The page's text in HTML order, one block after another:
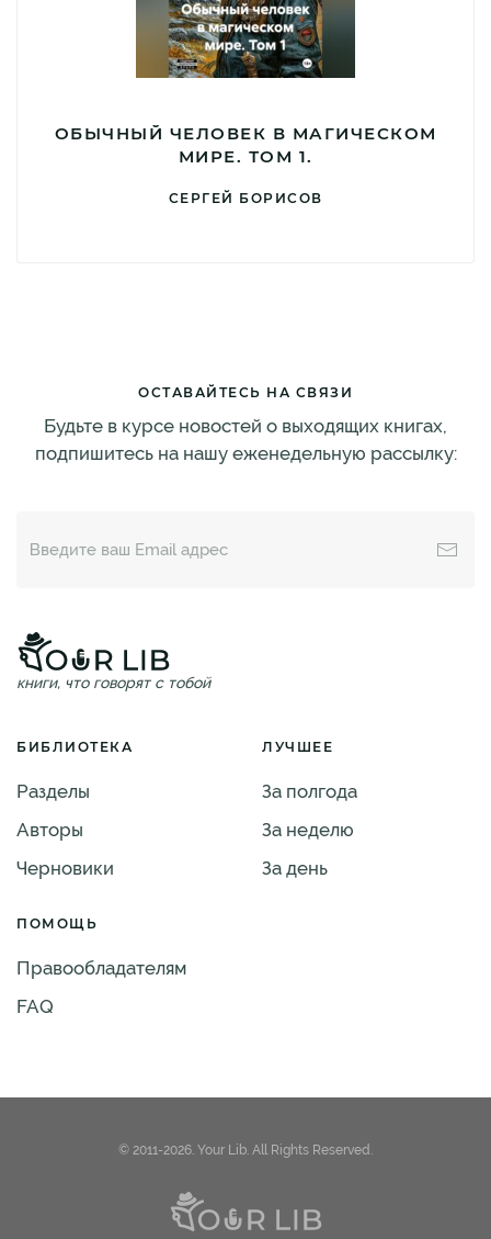
ОБЫЧНЫЙ ЧЕЛОВЕК В МАГИЧЕСКОМ
МИРЕ. ТОМ 1.
СЕРГЕЙ БОРИСОВ
ОСТАВАЙТЕСЬ НА СВЯЗИ
Будьте в курсе новостей о выходящих книгах,
подпишитесь на нашу еженедельную рассылку:
книги, что говорят с тобой
БИБЛИОТЕКА
Разделы
Авторы
Черновики
ЛУЧШЕЕ
За полгода
За неделю
За день
ПОМОЩЬ
Правообладателям
FAQ
© 2011-2026. Your Lib. All Rights Reserved.